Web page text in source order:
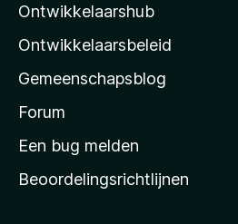
l
a
s
s
t
r
Ontwikkelaarshub
Ontwikkelaarsbeleid
Gemeenschapsblog
Forum
Een bug melden
Beoordelingsrichtlijnen